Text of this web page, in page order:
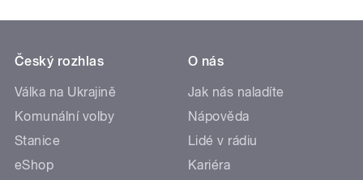
Český rozhlas
Válka na Ukrajině
Komunální volby
Stanice
eShop
O nás
Jak nás naladíte
Nápověda
Lidé v rádiu
Kariéra